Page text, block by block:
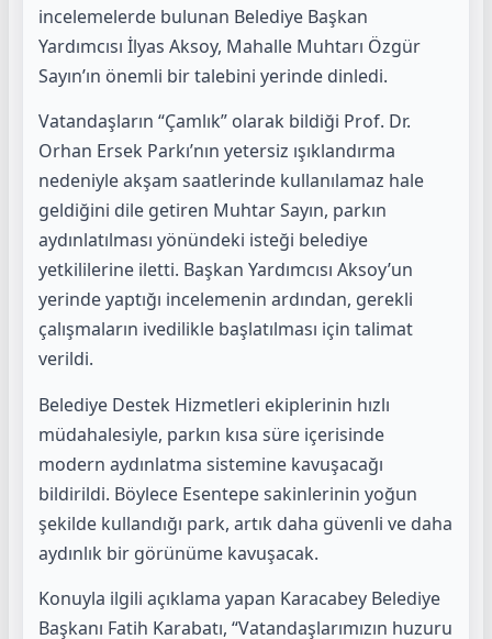
incelemelerde bulunan Belediye Başkan
Yardımcısı İlyas Aksoy, Mahalle Muhtarı Özgür
Sayın’ın önemli bir talebini yerinde dinledi.
Vatandaşların “Çamlık” olarak bildiği Prof. Dr.
Orhan Ersek Parkı’nın yetersiz ışıklandırma
nedeniyle akşam saatlerinde kullanılamaz hale
geldiğini dile getiren Muhtar Sayın, parkın
aydınlatılması yönündeki isteği belediye
yetkililerine iletti. Başkan Yardımcısı Aksoy’un
yerinde yaptığı incelemenin ardından, gerekli
çalışmaların ivedilikle başlatılması için talimat
verildi.
Belediye Destek Hizmetleri ekiplerinin hızlı
müdahalesiyle, parkın kısa süre içerisinde
modern aydınlatma sistemine kavuşacağı
bildirildi. Böylece Esentepe sakinlerinin yoğun
şekilde kullandığı park, artık daha güvenli ve daha
aydınlık bir görünüme kavuşacak.
Konuyla ilgili açıklama yapan Karacabey Belediye
Başkanı Fatih Karabatı, “Vatandaşlarımızın huzuru